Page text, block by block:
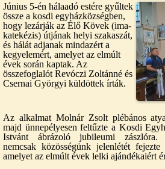
Június 5-én hálaadó estére gyűltek
össze a kosdi egyházközségben,
hogy lezárják az Élő Kövek (ima-
katekézis) útjának helyi szakaszát,
és hálát adjanak mindazért a
kegyelemért, amelyet az elmúlt
évek során kaptak. Az
összefoglalót Revóczi Zoltánné és
Csernai Györgyi küldöttek írták.
Az alkalmat Molnár Zsolt plébános
majd ünnepélyesen feltűzte a Kosdi
Istvánt ábrázoló jubileumi
nemcsak közösségünk jelenlétét
amelyet az elmúlt évek lelki ajándékaiért